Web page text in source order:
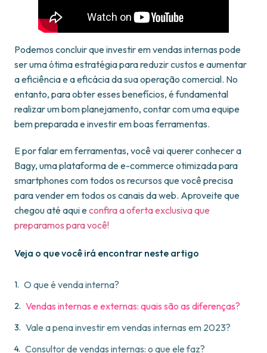
Podemos concluir que investir em vendas internas pode
ser uma ótima estratégia para reduzir custos e aumentar
a eficiência e a eficácia da sua operação comercial. No
entanto, para obter esses benefícios, é fundamental
realizar um bom planejamento, contar com uma equipe
bem preparada e investir em boas ferramentas.
E por falar em ferramentas, você vai querer conhecer a
Bagy, uma plataforma de e-commerce otimizada para
smartphones com todos os recursos que você precisa
para vender em todos os canais da web. Aproveite que
chegou até aqui econfira a oferta exclusiva que
preparamos para você!
Veja o que você irá encontrar neste artigo
O que é venda interna?
Vendas internas e externas: quais são as diferenças?
Vale a pena investir em vendas internas em 2023?
Consultor de vendas internas: o que ele faz?